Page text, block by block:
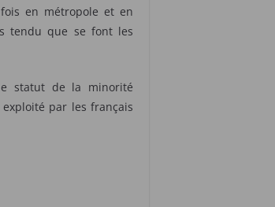
en métropole et en
tendu que se font les
statut de la minorité
par les français